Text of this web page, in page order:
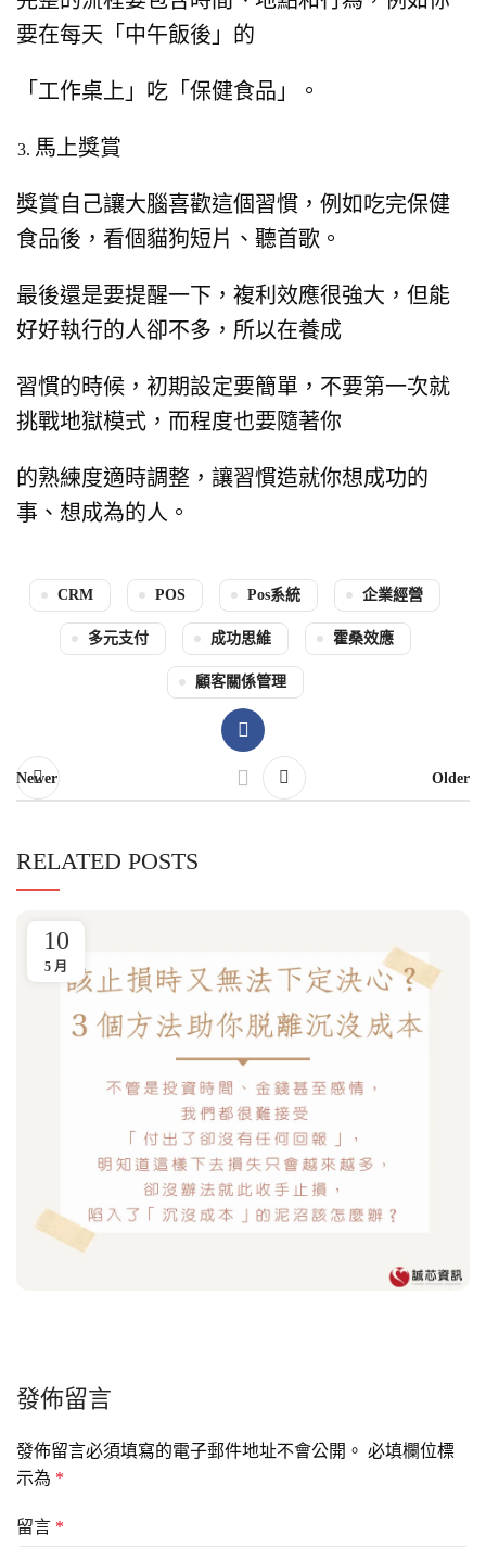
要在每天「中午飯後」的
「工作桌上」吃「保健食品」。
馬上獎賞
獎賞自己讓大腦喜歡這個習慣， 例如吃完保健
食品後， 看個貓狗短片、聽首歌。
最後還是要提醒一下， 複利效應很強大，但能
好好執行的人卻不多， 所以在養成
習慣的時候， 初期設定要簡單，不要第一次就
挑戰地獄模式， 而程度也要隨著你
的熟練度適時調整， 讓習慣造就你想成功的
事、想成為的人。
CRM POS Pos系統 企業經營
多元支付 成功思維 霍桑效應
顧客關係管理
Newer Older
RELATED POSTS
10
5 月
發佈留言
發佈留言必須填寫的電子郵件地址不會公開。 必填欄位標
示為 *
留言 *